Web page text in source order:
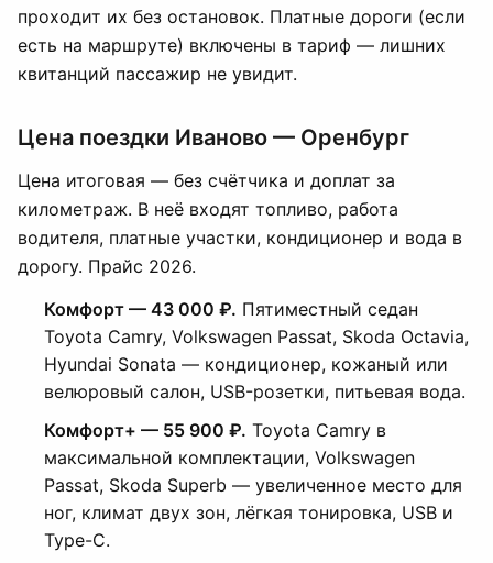
проходит их без остановок. Платные дороги (если
есть на маршруте) включены в тариф — лишних
квитанций пассажир не увидит.
Цена поездки Иваново — Оренбург
Цена итоговая — без счётчика и доплат за
километраж. В неё входят топливо, работа
водителя, платные участки, кондиционер и вода в
дорогу. Прайс 2026.
Комфорт — 43 000 ₽. Пятиместный седан
Toyota Camry, Volkswagen Passat, Skoda Octavia,
Hyundai Sonata — кондиционер, кожаный или
велюровый салон, USB-розетки, питьевая вода.
Комфорт+ — 55 900 ₽. Toyota Camry в
максимальной комплектации, Volkswagen
Passat, Skoda Superb — увеличенное место для
ног, климат двух зон, лёгкая тонировка, USB и
Type-C.